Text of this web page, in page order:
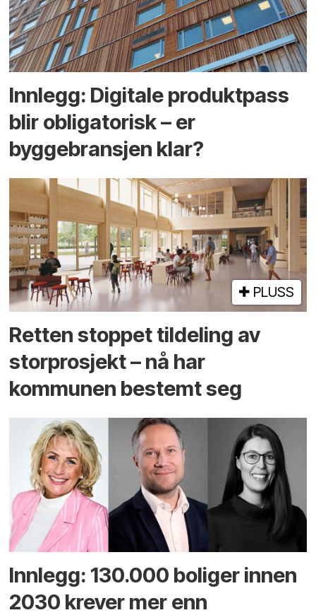
Innlegg: Digitale produktpass
blir obligatorisk – er
byggebransjen klar?
PLUSS
Retten stoppet tildeling av
storprosjekt – nå har
kommunen bestemt seg
Innlegg: 130.000 boliger innen
2030 krever mer enn